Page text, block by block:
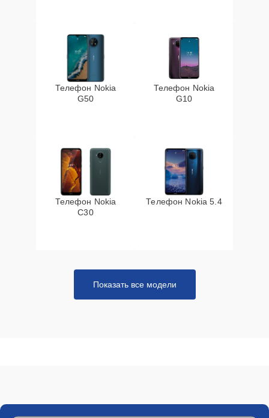
Телефон Nokia
G50
Телефон Nokia
G10
Телефон Nokia
C30
Телефон Nokia 5.4
Показать все модели